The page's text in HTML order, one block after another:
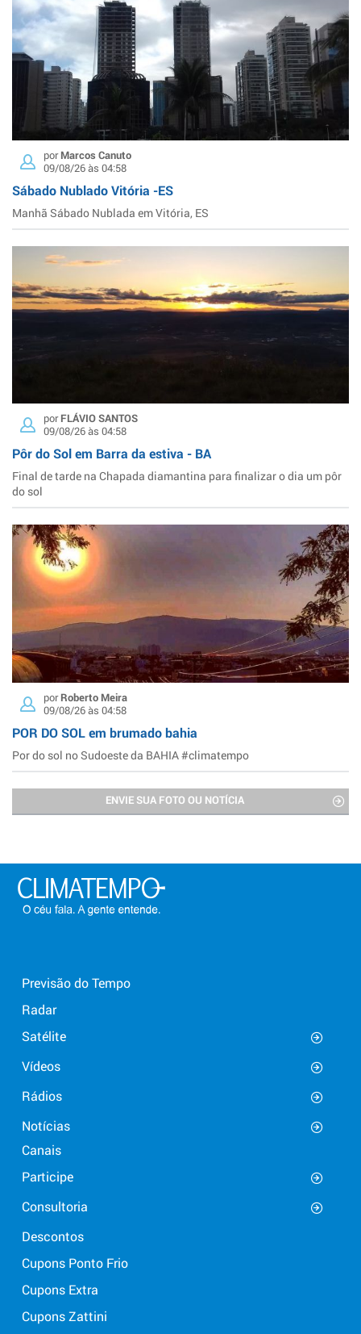
porMarcos Canuto
09/08/26 às 04:58
Sábado Nublado Vitória -ES
Manhã Sábado Nublada em Vitória, ES
porFLÁVIO SANTOS
09/08/26 às 04:58
Pôr do Sol em Barra da estiva - BA
Final de tarde na Chapada diamantina para finalizar o dia um pôr
do sol
porRoberto Meira
09/08/26 às 04:58
POR DO SOL em brumado bahia
Por do sol no Sudoeste da BAHIA #climatempo
ENVIE SUA FOTO OU NOTÍCIA
Previsão do Tempo
Radar
Satélite
Vídeos
Rádios
Notícias
Canais
Participe
Consultoria
Descontos
Cupons Ponto Frio
Cupons Extra
Cupons Zattini